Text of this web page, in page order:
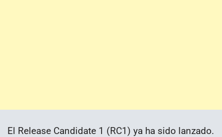
El Release Candidate 1 (RC1) ya ha sido lanzado.